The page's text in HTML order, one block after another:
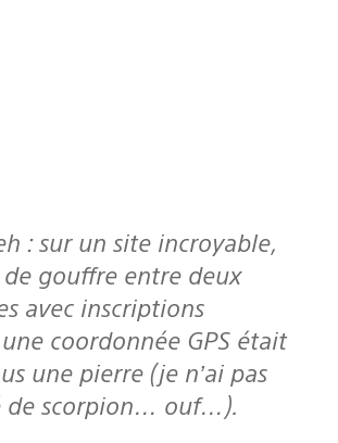
gouffre entre deux
avec inscriptions
coordonnée GPS était
une pierre (je n’ai pas
de scorpion… ouf…).